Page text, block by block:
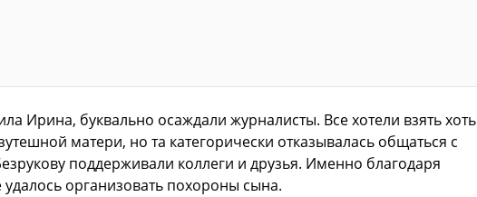
Ирина, буквально осаждали журналисты. Все хотели взять хоть
матери, но та категорически отказывалась общаться с
поддерживали коллеги и друзья. Именно благодаря
организовать похороны сына.